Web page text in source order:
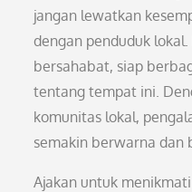
jangan lewatkan
dengan penduduk
bersahabat, siap
tentang tempat ini.
komunitas lokal,
semakin berwarna dan
Ajakan untuk